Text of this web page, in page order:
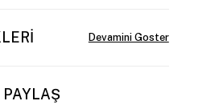
PAYLAŞ